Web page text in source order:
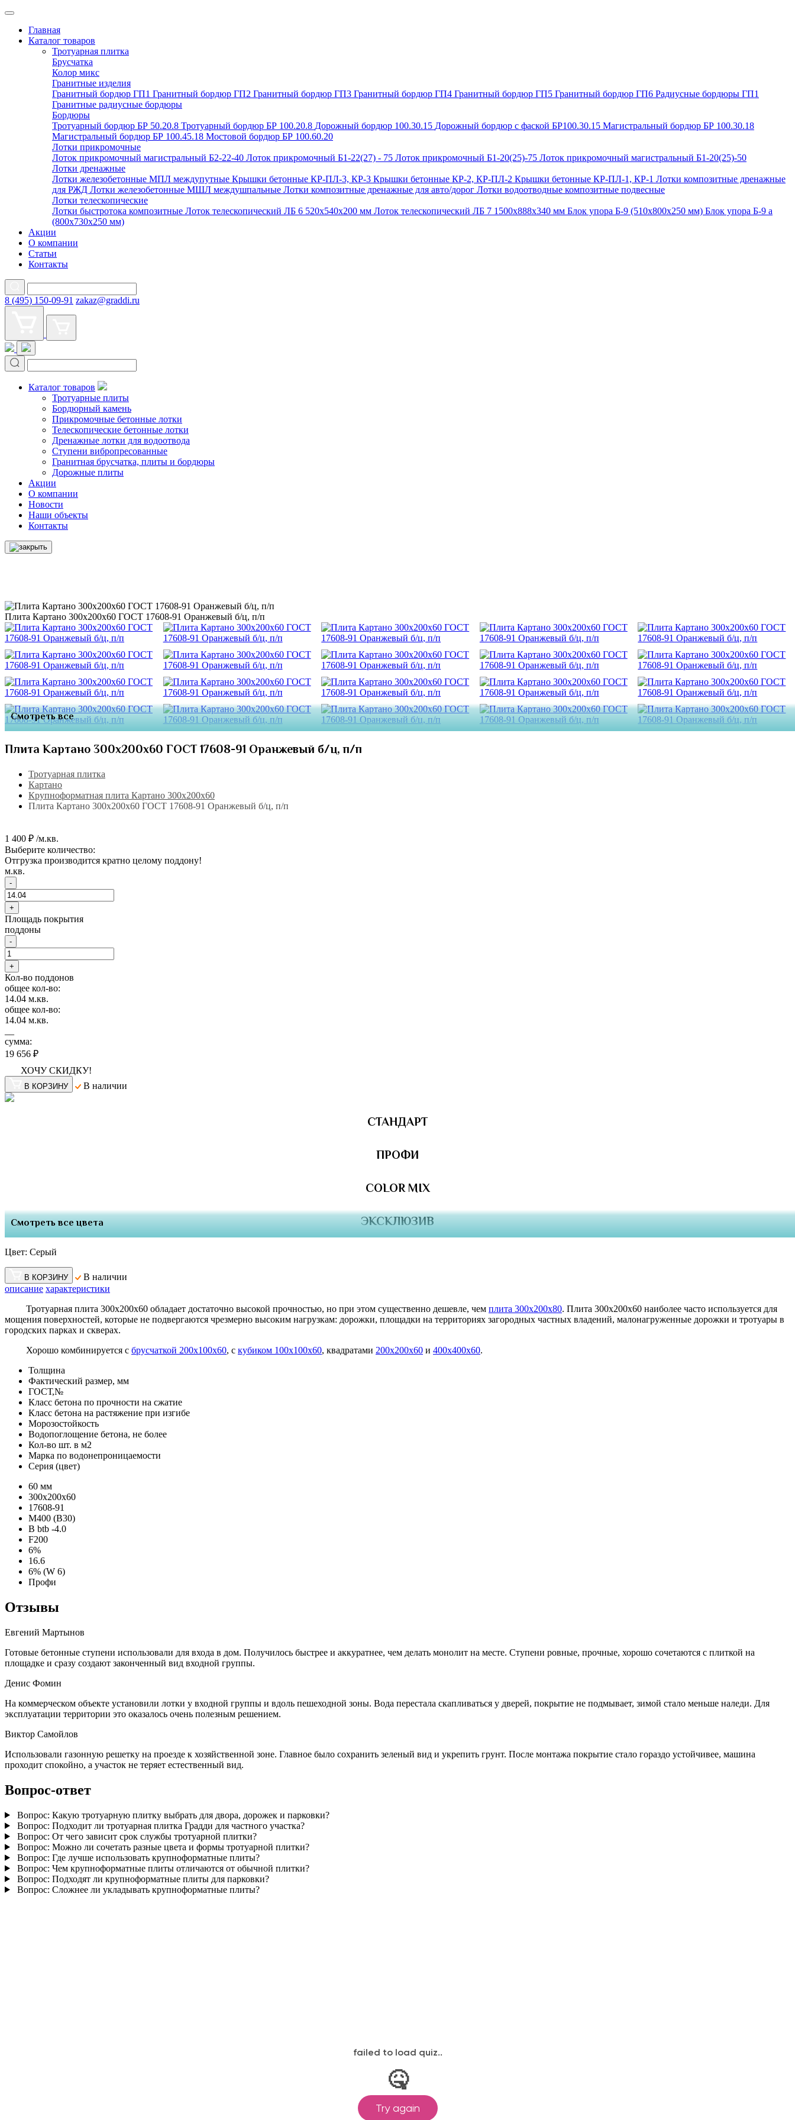
Главная
Каталог товаров
Тротуарная плитка
Брусчатка
Колор микс
Гранитные изделия
Гранитный бордюр ГП1 Гранитный бордюр ГП2 Гранитный бордюр ГП3 Гранитный бордюр ГП4 Гранитный бордюр ГП5 Гранитный бордюр ГП6 Радиусные бордюры ГП1
Гранитные радиусные бордюры
Бордюры
Тротуарный бордюр БР 50.20.8 Тротуарный бордюр БР 100.20.8 Дорожный бордюр 100.30.15 Дорожный бордюр с фаской БР100.30.15 Магистральный бордюр БР 100.30.18
Магистральный бордюр БР 100.45.18 Мостовой бордюр БР 100.60.20
Лотки прикромочные
Лоток прикромочный магистральный Б2-22-40 Лоток прикромочный Б1-22(27) - 75 Лоток прикромочный Б1-20(25)-75 Лоток прикромочный магистральный Б1-20(25)-50
Лотки дренажные
Лотки железобетонные МПЛ междупутные Крышки бетонные КР-ПЛ-3, КР-3 Крышки бетонные КР-2, КР-ПЛ-2 Крышки бетонные КР-ПЛ-1, КР-1 Лотки композитные дренажные
для РЖД Лотки железобетонные МШЛ междушпальные Лотки композитные дренажные для авто/дорог Лотки водоотводные композитные подвесные
Лотки телескопические
Лотки быстротока композитные Лоток телескопический ЛБ 6 520х540х200 мм Лоток телескопический ЛБ 7 1500х888х340 мм Блок упора Б-9 (510х800х250 мм) Блок упора Б-9 а
(800х730х250 мм)
Акции
О компании
Статьи
Контакты
8 (495) 150-09-91 zakaz@graddi.ru
Каталог товаров
Тротуарные плиты
Бордюрный камень
Прикромочные бетонные лотки
Телескопические бетонные лотки
Дренажные лотки для водоотвода
Ступени вибропресованные
Гранитная брусчатка, плиты и бордюры
Дорожные плиты
Акции
О компании
Новости
Наши объекты
Контакты
Плита Картано 300х200х60 ГОСТ 17608-91 Оранжевый б/ц, п/п
Смотреть все
Плита Картано 300х200х60 ГОСТ 17608-91 Оранжевый б/ц, п/п
Тротуарная плитка
Картано
Крупноформатная плита Картано 300х200х60
Плита Картано 300х200х60 ГОСТ 17608-91 Оранжевый б/ц, п/п
1 400 ₽ /м.кв.
Выберите количество:
Отгрузка производится кратно целому поддону!
м.кв.
-
+
Площадь покрытия
поддоны
-
+
Кол-во поддонов
общее кол-во:
14.04 м.кв.
общее кол-во:
14.04 м.кв.
сумма:
19 656 ₽
ХОЧУ СКИДКУ!
В КОРЗИНУ В наличии
СТАНДАРТ
ПРОФИ
COLOR MIX
ЭКСКЛЮЗИВ
Смотреть все цвета
Цвет: Серый
В КОРЗИНУ
В наличии
описание характеристики
Тротуарная плита 300х200х60 обладает достаточно высокой прочностью, но при этом существенно дешевле, чем плита 300х200х80. Плита 300х200х60 наиболее часто используется для
мощения поверхностей, которые не подвергаются чрезмерно высоким нагрузкам: дорожки, площадки на территориях загородных частных владений, малонагруженные дорожки и тротуары в
городских парках и скверах.
Хорошо комбинируется с брусчаткой 200х100х60, с кубиком 100х100х60, квадратами 200х200х60 и 400х400х60.
Толщина
Фактический размер, мм
ГОСТ,№
Класс бетона по прочности на сжатие
Класс бетона на растяжение при изгибе
Морозостойкость
Водопоглощение бетона, не более
Кол-во шт. в м2
Марка по водонепроницаемости
Серия (цвет)
60 мм
300х200х60
17608-91
М400 (В30)
B btb -4.0
F200
6%
16.6
6% (W 6)
Профи
Отзывы
Евгений Мартынов
Готовые бетонные ступени использовали для входа в дом. Получилось быстрее и аккуратнее, чем делать монолит на месте. Ступени ровные, прочные, хорошо сочетаются с плиткой на
площадке и сразу создают законченный вид входной группы.
Денис Фомин
На коммерческом объекте установили лотки у входной группы и вдоль пешеходной зоны. Вода перестала скапливаться у дверей, покрытие не подмывает, зимой стало меньше наледи. Для
эксплуатации территории это оказалось очень полезным решением.
Виктор Самойлов
Использовали газонную решетку на проезде к хозяйственной зоне. Главное было сохранить зеленый вид и укрепить грунт. После монтажа покрытие стало гораздо устойчивее, машина
проходит спокойно, а участок не теряет естественный вид.
Вопрос-ответ
Вопрос: Какую тротуарную плитку выбрать для двора, дорожек и парковки?
Вопрос: Подходит ли тротуарная плитка Градди для частного участка?
Вопрос: От чего зависит срок службы тротуарной плитки?
Вопрос: Можно ли сочетать разные цвета и формы тротуарной плитки?
Вопрос: Где лучше использовать крупноформатные плиты?
Вопрос: Чем крупноформатные плиты отличаются от обычной плитки?
Вопрос: Подходят ли крупноформатные плиты для парковки?
Вопрос: Сложнее ли укладывать крупноформатные плиты?